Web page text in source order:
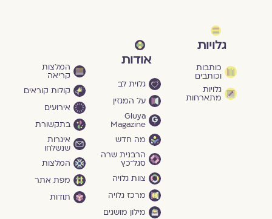
גלויות
כותבות
וכותבים
גלויות
מתארחות
אודות
גלוית לב
על המגזין
Gluya
Magazine
מה חדש
הרבנית שרה
סגל־כץ
צוות גלויה
מרכז גלויה
מילון מושגים
המלצות
קריאה
קולות קוראים
אירועים
בתקשורת
איגרות
שנשלחו
המלצות
מפת אתר
תודות